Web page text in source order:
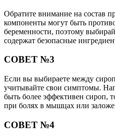
Обратите внимание на состав
компоненты могут быть
беременности, поэтому
содержат безопасные
СОВЕТ №3
Если вы выбираете между
учитывайте свои симптомы.
быть более эффективен сироп,
при болях в мышцах или
СОВЕТ №4